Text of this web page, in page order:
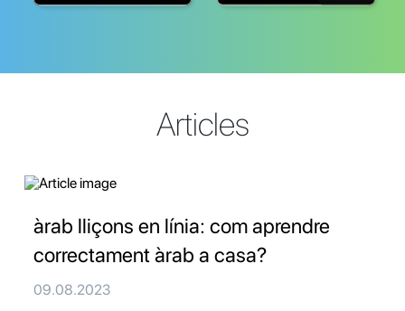
Articles
àrab lliçons en línia: com aprendre
correctament àrab a casa?
09.08.2023